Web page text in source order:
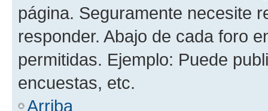
página. Seguramente necesite
responder. Abajo de cada foro
permitidas. Ejemplo: Puede
encuestas, etc.
Arriba